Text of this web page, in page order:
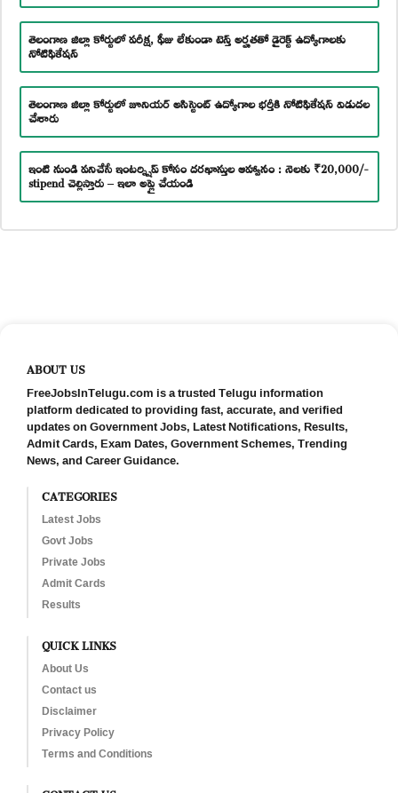
తెలంగాణ జిల్లా కోర్టులో పరీక్ష, ఫీజు లేకుండా టెన్త్ అర్హతతో డైరెక్ట్ ఉద్యోగాలకు
నోటిఫికేషన్
తెలంగాణ జిల్లా కోర్టులో జూనియర్ అసిస్టెంట్ ఉద్యోగాల భర్తీకి నోటిఫికేషన్ విడుదల
చేశారు
ఇంటి నుండి పనిచేసే ఇంటర్న్షిప్ కోసం దరఖాస్తుల ఆహ్వానం : నెలకు ₹20,000/-
stipend చెల్లిస్తారు – ఇలా అప్లై చేయండి
ABOUT US
FreeJobsInTelugu.com is a trusted Telugu information
platform dedicated to providing fast, accurate, and verified
updates on Government Jobs, Latest Notifications, Results,
Admit Cards, Exam Dates, Government Schemes, Trending
News, and Career Guidance.
CATEGORIES
Latest Jobs
Govt Jobs
Private Jobs
Admit Cards
Results
QUICK LINKS
About Us
Contact us
Disclaimer
Privacy Policy
Terms and Conditions